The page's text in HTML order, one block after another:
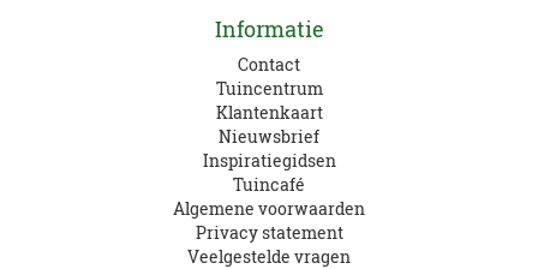
Informatie
Contact
Tuincentrum
Klantenkaart
Nieuwsbrief
Inspiratiegidsen
Tuincafé
Algemene voorwaarden
Privacy statement
Veelgestelde vragen